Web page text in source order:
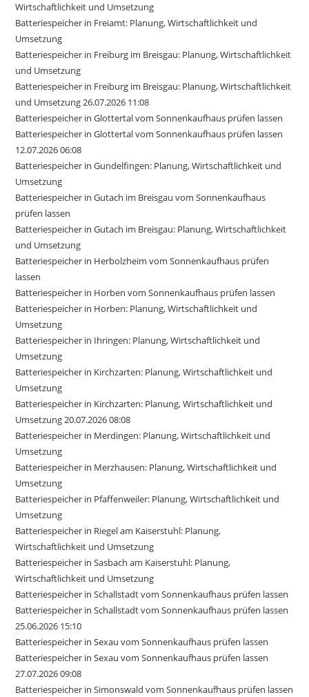
Wirtschaftlichkeit und Umsetzung
Batteriespeicher in Freiamt: Planung, Wirtschaftlichkeit und
Umsetzung
Batteriespeicher in Freiburg im Breisgau: Planung, Wirtschaftlichkeit
und Umsetzung
Batteriespeicher in Freiburg im Breisgau: Planung, Wirtschaftlichkeit
und Umsetzung 26.07.2026 11:08
Batteriespeicher in Glottertal vom Sonnenkaufhaus prüfen lassen
Batteriespeicher in Glottertal vom Sonnenkaufhaus prüfen lassen
12.07.2026 06:08
Batteriespeicher in Gundelfingen: Planung, Wirtschaftlichkeit und
Umsetzung
Batteriespeicher in Gutach im Breisgau vom Sonnenkaufhaus
prüfen lassen
Batteriespeicher in Gutach im Breisgau: Planung, Wirtschaftlichkeit
und Umsetzung
Batteriespeicher in Herbolzheim vom Sonnenkaufhaus prüfen
lassen
Batteriespeicher in Horben vom Sonnenkaufhaus prüfen lassen
Batteriespeicher in Horben: Planung, Wirtschaftlichkeit und
Umsetzung
Batteriespeicher in Ihringen: Planung, Wirtschaftlichkeit und
Umsetzung
Batteriespeicher in Kirchzarten: Planung, Wirtschaftlichkeit und
Umsetzung
Batteriespeicher in Kirchzarten: Planung, Wirtschaftlichkeit und
Umsetzung 20.07.2026 08:08
Batteriespeicher in Merdingen: Planung, Wirtschaftlichkeit und
Umsetzung
Batteriespeicher in Merzhausen: Planung, Wirtschaftlichkeit und
Umsetzung
Batteriespeicher in Pfaffenweiler: Planung, Wirtschaftlichkeit und
Umsetzung
Batteriespeicher in Riegel am Kaiserstuhl: Planung,
Wirtschaftlichkeit und Umsetzung
Batteriespeicher in Sasbach am Kaiserstuhl: Planung,
Wirtschaftlichkeit und Umsetzung
Batteriespeicher in Schallstadt vom Sonnenkaufhaus prüfen lassen
Batteriespeicher in Schallstadt vom Sonnenkaufhaus prüfen lassen
25.06.2026 15:10
Batteriespeicher in Sexau vom Sonnenkaufhaus prüfen lassen
Batteriespeicher in Sexau vom Sonnenkaufhaus prüfen lassen
27.07.2026 09:08
Batteriespeicher in Simonswald vom Sonnenkaufhaus prüfen lassen